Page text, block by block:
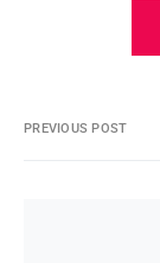
PREVIOUS POST